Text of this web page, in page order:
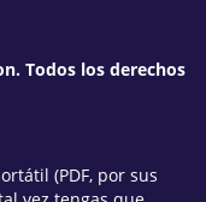
Todos los derechos
(PDF, por sus